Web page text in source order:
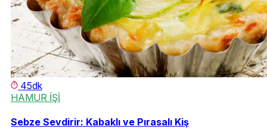
45dk
HAMUR İŞİ
Sebze Sevdirir: Kabaklı ve Pırasalı Kiş